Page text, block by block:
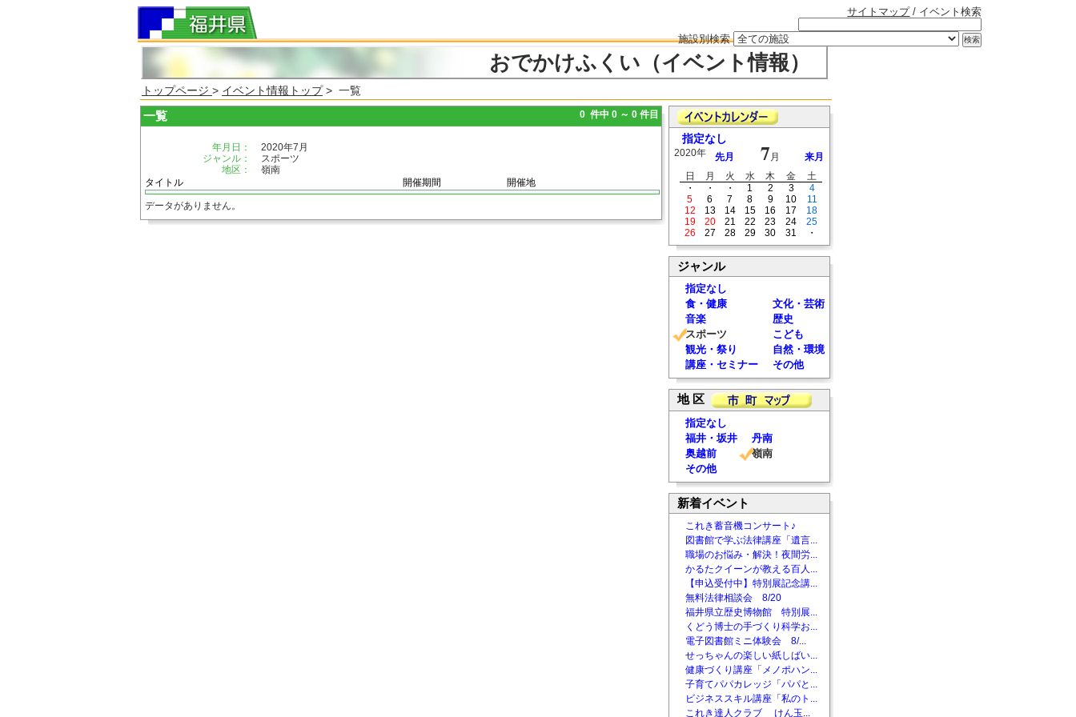
サイトマップ/ イベント検索
施設別検索
おでかけふくい（イベント情報）
トップページ > イベント情報トップ> 一覧
一覧 0 件中 0 ～ 0 件目
年月日：
2020年7月
ジャンル：
スポーツ
地区：
嶺南
タイトル
開催期間 開催地
データがありません。
指定なし
2020年 先月 7 月
来月
日
月 火 水 木 金
土
・
・ ・ 1 2 3
4
5
6 7 8 9 10
11
12
13 14 15 16 17
18
19
20 21 22 23 24
25
26
27 28 29 30 31 ・
ジャンル
指定なし
食・健康
文化・芸術
音楽
歴史
スポーツ
こども
観光・祭り
自然・環境
講座・セミナー
その他
地 区
指定なし
福井・坂井
丹南
奥越前
嶺南
その他
新着イベント
これき蓄音機コンサート♪
図書館で学ぶ法律講座「遺言...
職場のお悩み・解決！夜間労...
かるたクイーンが教える百人...
【申込受付中】特別展記念講...
無料法律相談会 8/20
福井県立歴史博物館 特別展...
くどう博士の手づくり科学お...
電子図書館ミニ体験会 8/...
せっちゃんの楽しい紙しばい...
健康づくり講座「メノポハン...
子育てパパカレッジ「パパと...
ビジネススキル講座「私のト...
これき達人クラブ けん玉...